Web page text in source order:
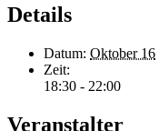
Details
Datum: Oktober 16
Zeit:
18:30 - 22:00
Veranstalter